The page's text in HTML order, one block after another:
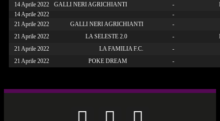
14 Aprile 2022
GALLI NERI AGRICHIANTI -
14 Aprile 2022
-
21 Aprile 2022
GALLI NERI AGRICHIANTI
-
21 Aprile 2022
LA SELESTE 2.0 -
21 Aprile 2022
LA FAMILIA F.C.
-
21 Aprile 2022
POKE DREAM -